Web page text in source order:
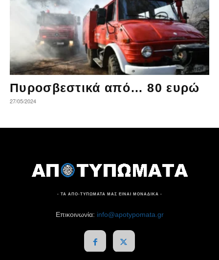
Πυροσβεστικά από… 80 ευρώ
27/05/2024
- ΤΑ ΑΠΟ-ΤΥΠΩΜΑΤΑ ΜΑΣ ΕΙΝΑΙ ΜΟΝΑΔΙΚΑ -
Επικοινωνία: info@apotypomata.gr